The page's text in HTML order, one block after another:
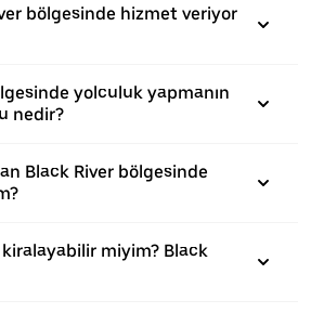
bölgesinde hizmet veriyor
yolculuk yapmanın
nedir?
Black River bölgesinde
miyim? Black